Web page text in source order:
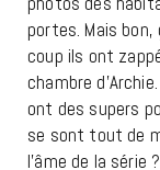
portes. Mais
coup ils ont
chambre
ont des supers
se sont tout de
l’âme de la série